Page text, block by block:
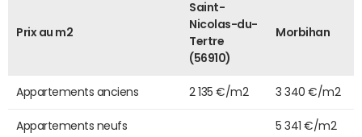
Prix au m2
Saint-
Nicolas-du-
Tertre
(56910)
Morbihan
Appartements anciens 2 135 €/m2 3 340 €/m2
Appartements neufs 5 341 €/m2